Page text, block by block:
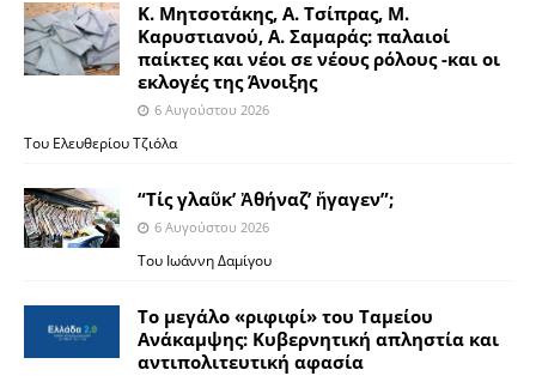
Κ. Μητσοτάκης, Α. Τσίπρας, Μ.
Καρυστιανού, Α. Σαμαράς: παλαιοί
παίκτες και νέοι σε νέους ρόλους -και οι
εκλογές της Άνοιξης
6 Αυγούστου 2026
Του Ελευθερίου Τζιόλα
“Τίς γλαῦκ’ Ἀθήναζ’ ἤγαγεν”;
6 Αυγούστου 2026
Του Ιωάννη Δαμίγου
Το μεγάλο «ριφιφί» του Ταμείου
Ανάκαμψης: Κυβερνητική απληστία και
αντιπολιτευτική αφασία